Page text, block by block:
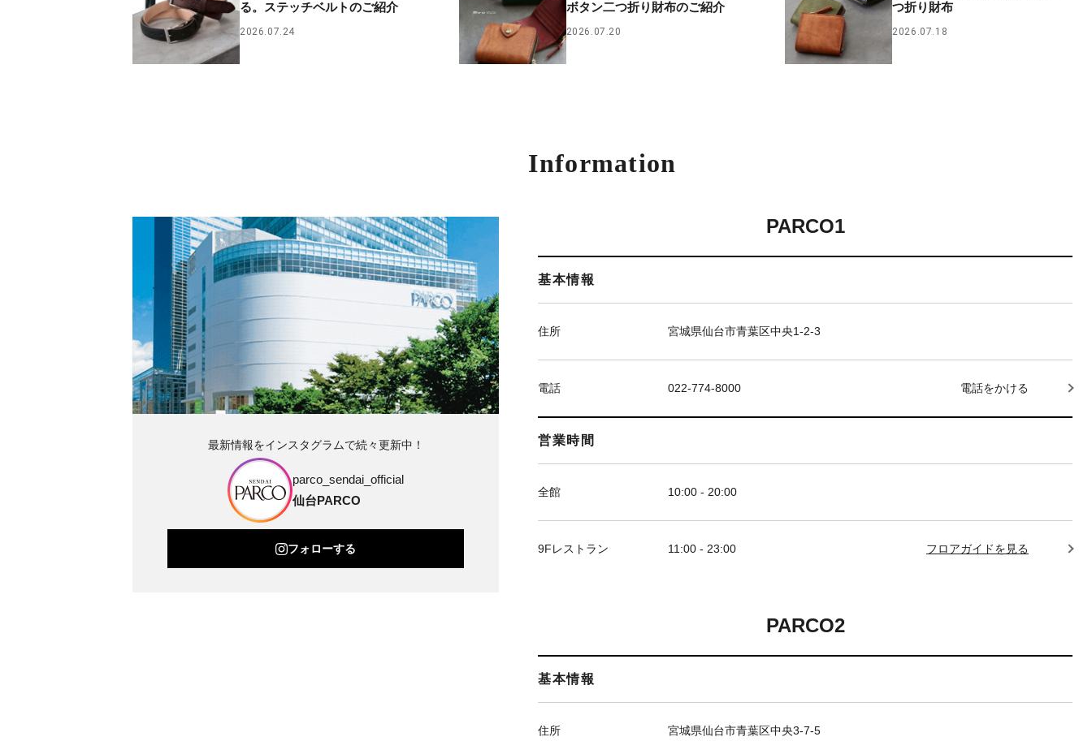
る。ステッチベルトのご紹介
2026.07.24
ボタン二つ折り財布のご紹介
2026.07.20
つ折り財布
2026.07.18
Information
PARCO1
基本情報
住所 宮城県仙台市青葉区中央1-2-3
電話 022-774-8000 電話をかける
営業時間
全館 10:00 - 20:00
9Fレストラン 11:00 - 23:00 フロアガイドを見る
PARCO2
基本情報
住所 宮城県仙台市青葉区中央3-7-5
最新情報をインスタグラムで続々更新中！
parco_sendai_official
仙台PARCO
フォローする